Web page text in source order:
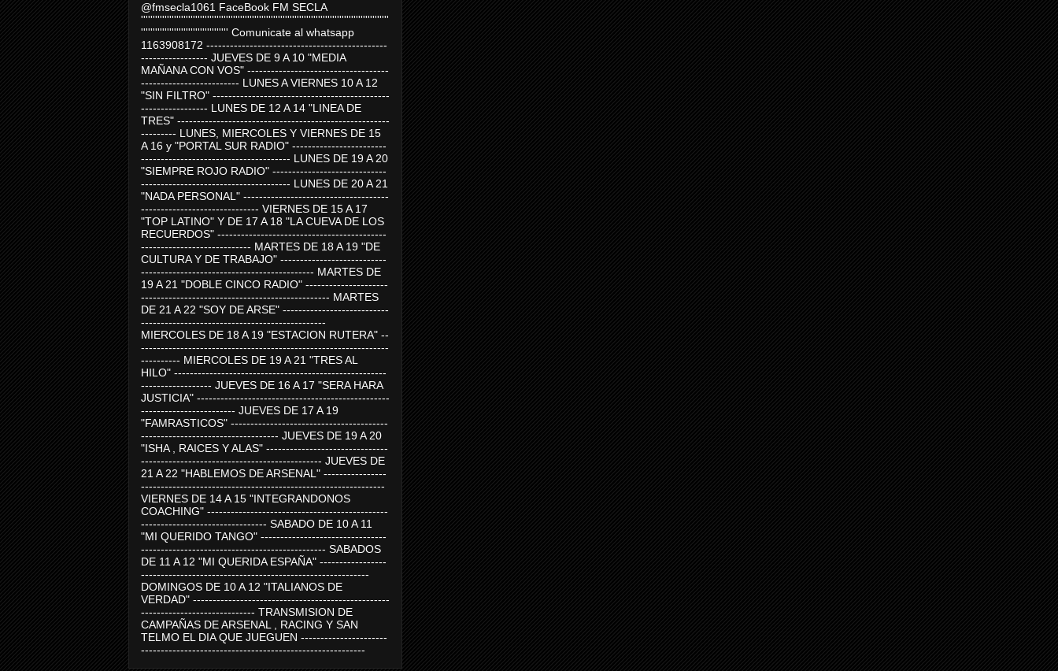
@fmsecla1061 FaceBook FM SECLA
'''''''''''''''''''''''''''''''''''''''''''''''''''''''''''''''''''''''''''''''''''''''''''''''''''''''''
''''''''''''''''''''''''''''''''''''' Comunicate al whatsapp
1163908172 ----------------------------------------------
----------------- JUEVES DE 9 A 10 "MEDIA
MAÑANA CON VOS" ------------------------------------
------------------------- LUNES A VIERNES 10 A 12
"SIN FILTRO" ---------------------------------------------
----------------- LUNES DE 12 A 14 "LINEA DE
TRES" ------------------------------------------------------
--------- LUNES, MIERCOLES Y VIERNES DE 15
A 16 y "PORTAL SUR RADIO" ------------------------
-------------------------------------- LUNES DE 19 A 20
"SIEMPRE ROJO RADIO" -----------------------------
-------------------------------------- LUNES DE 20 A 21
"NADA PERSONAL" -------------------------------------
------------------------------ VIERNES DE 15 A 17
"TOP LATINO" Y DE 17 A 18 "LA CUEVA DE LOS
RECUERDOS" -------------------------------------------
---------------------------- MARTES DE 18 A 19 "DE
CULTURA Y DE TRABAJO" ---------------------------
-------------------------------------------- MARTES DE
19 A 21 "DOBLE CINCO RADIO" ---------------------
------------------------------------------------ MARTES
DE 21 A 22 "SOY DE ARSE" ---------------------------
-----------------------------------------------
MIERCOLES DE 18 A 19 "ESTACION RUTERA" --
---------------------------------------------------------------
---------- MIERCOLES DE 19 A 21 "TRES AL
HILO" ------------------------------------------------------
------------------ JUEVES DE 16 A 17 "SERA HARA
JUSTICIA" -------------------------------------------------
------------------------ JUEVES DE 17 A 19
"FAMRASTICOS" ----------------------------------------
----------------------------------- JUEVES DE 19 A 20
"ISHA , RAICES Y ALAS" -------------------------------
---------------------------------------------- JUEVES DE
21 A 22 "HABLEMOS DE ARSENAL" ----------------
--------------------------------------------------------------
VIERNES DE 14 A 15 "INTEGRANDONOS
COACHING" ----------------------------------------------
-------------------------------- SABADO DE 10 A 11
"MI QUERIDO TANGO" --------------------------------
----------------------------------------------- SABADOS
DE 11 A 12 "MI QUERIDA ESPAÑA" -----------------
----------------------------------------------------------
DOMINGOS DE 10 A 12 "ITALIANOS DE
VERDAD" --------------------------------------------------
----------------------------- TRANSMISION DE
CAMPAÑAS DE ARSENAL , RACING Y SAN
TELMO EL DIA QUE JUEGUEN ----------------------
---------------------------------------------------------